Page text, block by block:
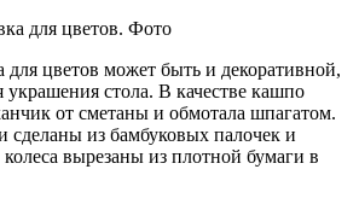
для цветов может быть и декоративной,
украшения стола. В качестве кашпо
от сметаны и обмотала шпагатом.
сделаны из бамбуковых палочек и
вырезаны из плотной бумаги в